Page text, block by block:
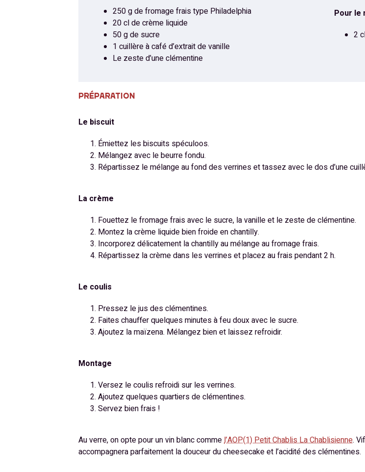
250 g de fromage frais type Philadelphia
20 cl de crème liquide
50 g de sucre
1 cuillère à café d’extrait de vanille
Le zeste d’une clémentine
Pour le
2
PRÉPARATION
Le biscuit
Émiettez les biscuits spéculoos.
Mélangez avec le beurre fondu.
Répartissez le mélange au fond des verrines et tassez avec le dos d’une
La crème
Fouettez le fromage frais avec le sucre, la vanille et le zeste de clémentine.
Montez la crème liquide bien froide en chantilly.
Incorporez délicatement la chantilly au mélange au fromage frais.
Répartissez la crème dans les verrines et placez au frais pendant 2 h.
Le coulis
Pressez le jus des clémentines.
Faites chauffer quelques minutes à feu doux avec le sucre.
Ajoutez la maïzena. Mélangez bien et laissez refroidir.
Montage
Versez le coulis refroidi sur les verrines.
Ajoutez quelques quartiers de clémentines.
Servez bien frais !
Au verre, on opte pour un vin blanc commel’AOP(1) Petit Chablis La Chablisienne.
accompagnera parfaitement la douceur du cheesecake et l’acidité des clémentines.